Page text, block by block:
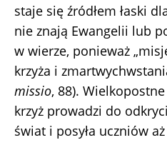
staje się źródłem łaski
nie znają Ewangelii lub
w wierze, ponieważ
krzyża i
missio, 88).
krzyż prowadzi do
świat i posyła uczniów